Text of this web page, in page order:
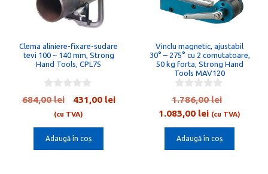
Clema aliniere-fixare-sudare
tevi 100 ~ 140 mm, Strong
Hand Tools, CPL75
0
o
f
5
684,00lei
Prețul
inițial
a
fost:
431,00 leiPrețul
(cu TVA)
Adaugă în coș
Vinclu magnetic, ajustabil
30° – 275° cu 2 comutatoare,
50 kg forta, Strong Hand
Tools MAV120
0
o
u
f
5
1.786,00lei
inițial
a
1.083,00 leiPrețul
curent
este:
(cu TVA)
Adaugă în coș